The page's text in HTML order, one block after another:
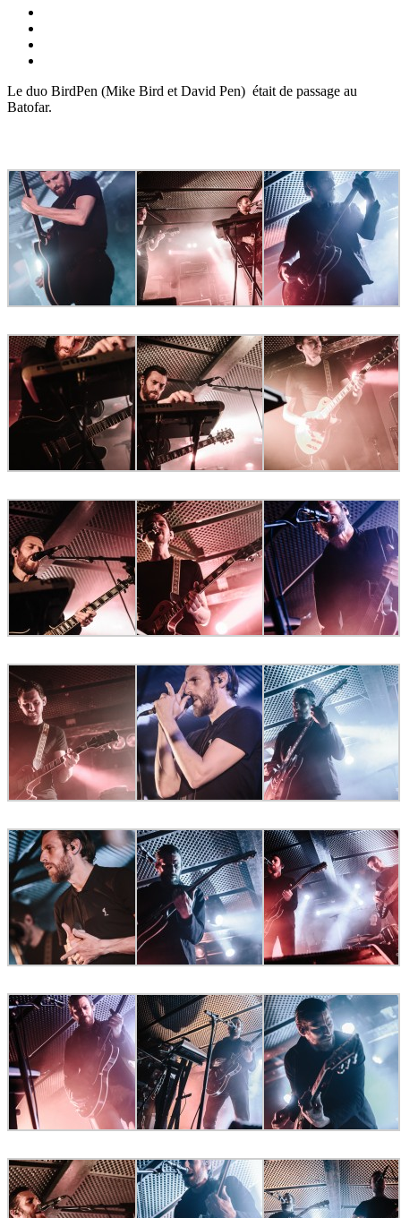
Le duo BirdPen (Mike Bird et David Pen) était de passage au
Batofar.